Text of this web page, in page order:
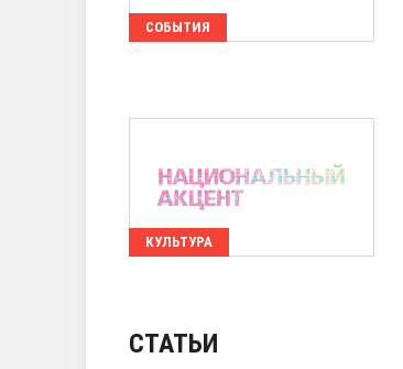
СОБЫТИЯ
КУЛЬТУРА
СТАТЬИ